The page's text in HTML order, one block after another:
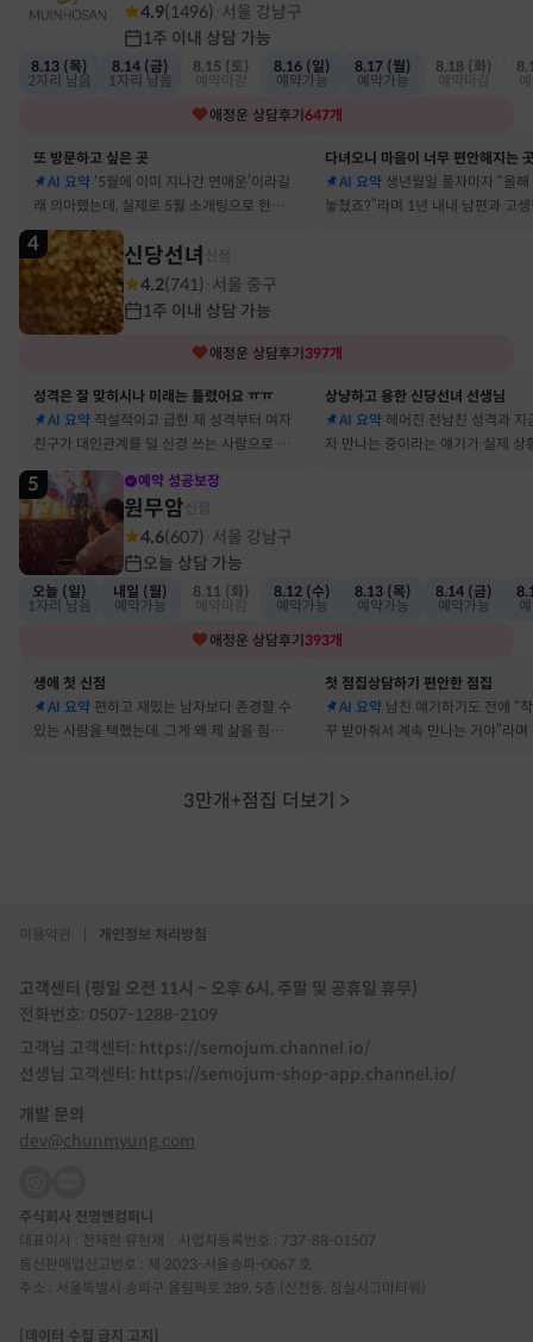
4.9(1496) 서울 강남구
1주 이내 상담 가능
8.13 (목)
2자리 남음
8.14 (금)
1자리 남음
8.15 (토)
8.16 (일)
예약가능
8.17 (월)
예약가능
8.18 (화)
애정운 상담후기 647개
또 방문하고 싶은 곳
AI 요약 ‘5월에 이미 지나간 연애운’이라길
래 의아했는데, 실제로 5월 소개팅으로 한참
고민했던 사람이 있었어요
다녀오니 마음이 너무 편안해지는
AI 요약 생년월일 풀자마자 “올
놓쳤죠?”라며 1년 내내 남편과 고
4 신당선녀
4.2(741) 서울 중구
1주 이내 상담 가능
애정운 상담후기 397개
성격은 잘 맞히시나 미래는 틀렸어요 ㅠㅠ
AI 요약 직설적이고 급한 제 성격부터 여자
친구가 대인관계를 덜 신경 쓰는 사람으로 바
뀔 거란 말까지 그대로 현실이 됐어요
상냥하고 용한 신당선녀 선생님
AI 요약 헤어진 전남친 성격과 지
자 만나는 중이라는 얘기가 실제 상
5 예약 성공보장
원무암
4.6(607) 서울 강남구
오늘 상담 가능
오늘 (일)
1자리 남음
내일 (월)
예약가능
8.11 (화)
8.12 (수)
예약가능
8.13 (목)
예약가능
8.14 (금)
예약가능
애정운 상담후기 393개
생애 첫 신점
AI 요약 편하고 재밌는 남자보다 존경할 수
있는 사람을 택했는데, 그게 왜 제 삶을 힘들게
첫 점집상담하기 편안한 점집
AI 요약 남친 얘기하기도 전에 “
꾸 받아줘서 계속 만나는 거야”라며
3만개+점집 더보기 >
이용약관 개인정보 처리방침
고객센터 (평일 오전 11시 ~ 오후 6시, 주말 및 공휴일 휴무)
전화번호: 0507-1288-2109
고객님 고객센터: https://semojum.channel.io/
선생님 고객센터: https://semojum-shop-app.channel.io/
개발 문의
dev@chunmyung.com
주식회사 천명앤컴퍼니
대표이사 : 전재현 유현재 사업자등록번호 : 737-88-01507
통신판매업신고번호 : 제 2023-서울송파-0067 호
주소 : 서울특별시 송파구 올림픽로 289, 5층 (신천동, 잠실시그마타워)
[데이터 수집 금지 고지]